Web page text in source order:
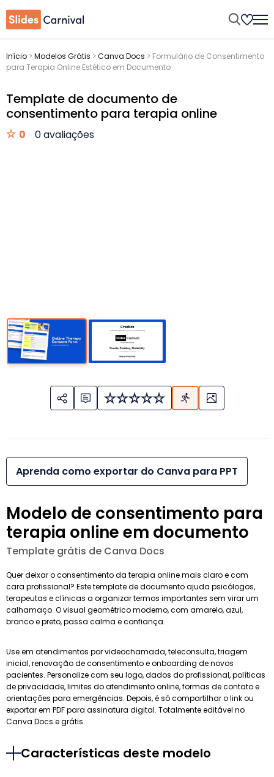
Início > Modelos Grátis > Canva Docs > Formulário de Consentimento
para Terapia Online Estético em Documento
Template de documento de
consentimento para terapia online
0 0 avaliações
Aprenda como exportar do Canva para PPT
Modelo de consentimento para
terapia online em documento
Template grátis de Canva Docs
Quer deixar o consentimento da terapia online mais claro e com
cara profissional? Este template de documento ajuda psicólogos,
terapeutas e clínicas a organizar termos importantes sem virar um
calhamaço. O visual geométrico moderno, com amarelo, azul,
branco e preto, passa calma e confiança.
Use em atendimentos por videochamada, teleconsulta, triagem
inicial, renovação de consentimento e onboarding de novos
pacientes. Personalize com seu logo, dados do profissional, políticas
de privacidade, limites do atendimento online, formas de contato e
orientações para emergências. Depois, é só compartilhar o link ou
exportar em PDF para assinatura digital. Totalmente editável no
Canva Docs e grátis.
Características deste modelo